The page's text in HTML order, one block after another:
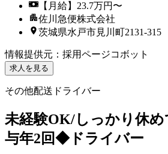
【月給】23.7万円〜
佐川急便株式会社
茨城県水戸市見川町2131-315
情報提供元 ： 採用ページコボット
求人を見る
その他配送ドライバー
未経験OK/しっかり休め
与年2回◆ドライバー